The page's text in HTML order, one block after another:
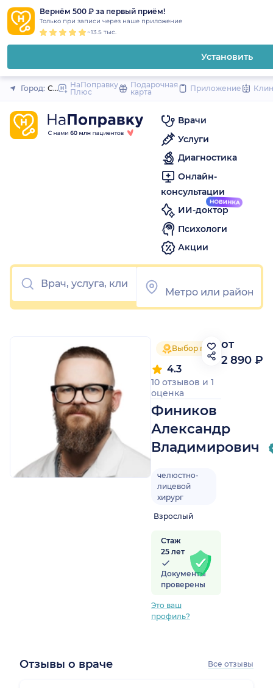
Вернём 500 ₽ за первый приём!
Только при записи через наше приложение
~13.5 тыс.
Установить
Закрыть
Город: Санкт-Петербург
НаПоправку
Плюс
Подарочная
карта
Приложение
Врачи
Услуги
Диагностика
Онлайн-
консультации
ИИ-доктор
Психологи
Акции
Выбор пациентов 2025
Фиников
Александр
Владимирович
4.3
10 отзывов и 1
оценка
челюстно-
лицевой
хирург
Взрослый
Стаж
25 лет
Документы
проверены
Это ваш
профиль?
от
2 890 ₽
Отзывы о враче Все отзывы